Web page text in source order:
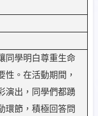
同學明白尊重生命
性。在活動期間，
演出，同學們都踴
環節，積極回答問